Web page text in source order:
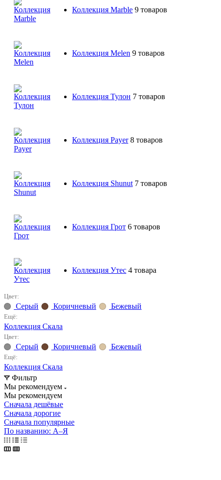
Коллекция Marble 9 товаров
Коллекция Melen 9 товаров
Коллекция Тулон 7 товаров
Коллекция Payer 8 товаров
Коллекция Shunut 7 товаров
Коллекция Грот 6 товаров
Коллекция Утес 4 товара
Цвет:
Серый Коричневый Бежевый
Ещё:
Коллекция Скала
Цвет:
Серый Коричневый Бежевый
Ещё:
Коллекция Скала
Фильтр
Мы рекомендуем
Мы рекомендуем
Сначала дешёвые
Сначала дорогие
Сначала популярные
По названию: А–Я